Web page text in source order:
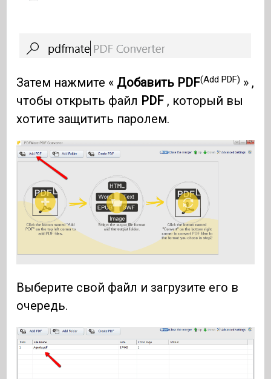
Затем нажмите « Добавить PDF(Add PDF) » ,
чтобы открыть файл PDF , который вы
хотите защитить паролем.
Выберите свой файл и загрузите его в
очередь.